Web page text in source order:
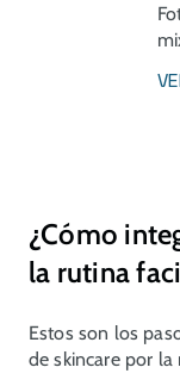
¿Cómo
la rutina
Estos son los
de skincare por la